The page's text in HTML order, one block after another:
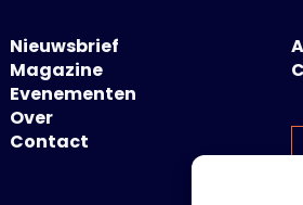
Nieuwsbrief
Magazine
Evenementen
Over
Contact